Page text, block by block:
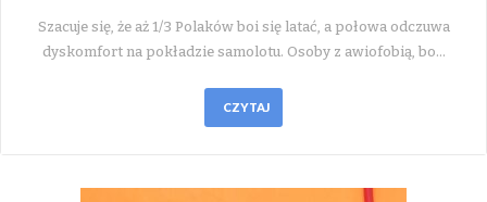
Szacuje się, że aż 1/3 Polaków boi się latać, a połowa odczuwa
dyskomfort na pokładzie samolotu. Osoby z awiofobią, bo…
CZYTAJ